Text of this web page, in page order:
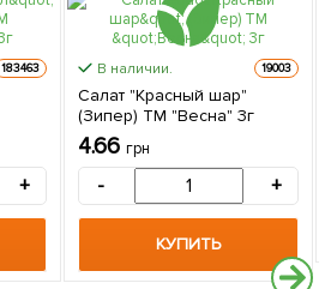
183463
+
В наличии. 19003
Салат "Красный шар"
(Зипер) ТМ "Весна" 3г
4.66 грн
- +
КУПИТЬ